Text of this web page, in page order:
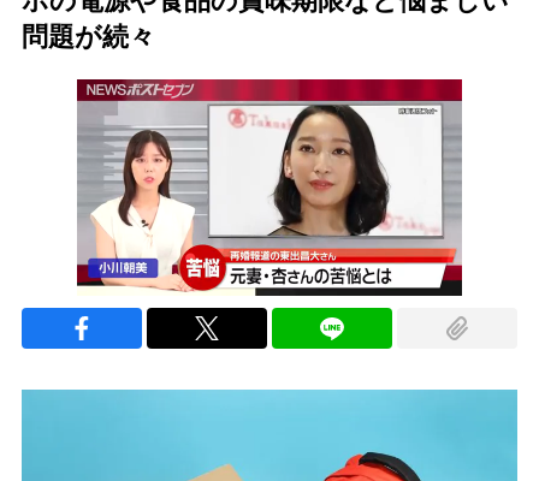
問題が続々